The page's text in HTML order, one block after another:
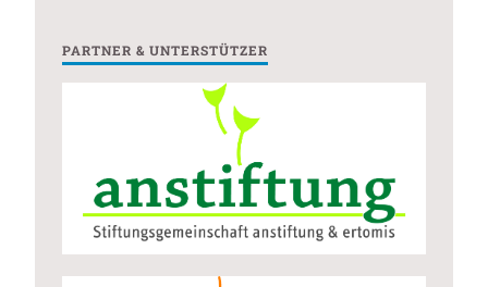
PARTNER & UNTERSTÜTZER